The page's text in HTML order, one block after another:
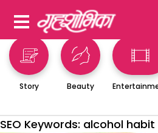
Story Beauty
SEO Keywords: alcohol habit